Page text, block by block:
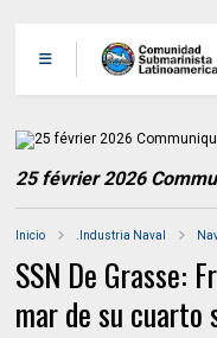
25 février 2026
Inicio .Industria Naval
SSN De Grasse:
mar de su cuarto